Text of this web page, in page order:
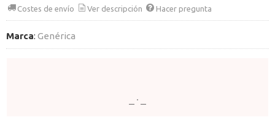
Costes de envío Ver descripción Hacer pregunta
Marca: Genérica